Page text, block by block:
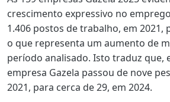
crescimento expressivo no
1.406 postos de trabalho, em 2021,
o que representa um aumento de
período analisado. Isto traduz que,
empresa Gazela passou de nove
2021, para cerca de 29, em 2024.